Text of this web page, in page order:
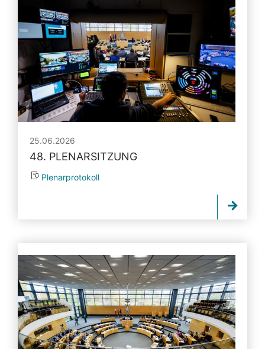
25.06.2026
48. PLENARSITZUNG
Plenarprotokoll